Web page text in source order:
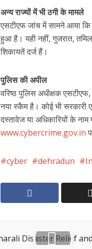
अन्य राज्यों में भी ठगी के मामले
एसटीएफ जांच में सामने आया
हुआ है। यही नहीं, गुजरात,
शिकायतें दर्ज हैं।
पुलिस की अपील
वरिष्ठ पुलिस अधीक्षक
नया स्कैम है। कोई भी सरकारी
दस्तावेज या अधिकारियों के
www.cybercrime.gov.in
cyber dehradun